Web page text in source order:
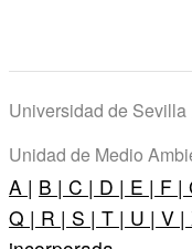
Universidad de
Unidad de Medio
A | B | C | D | E | F |
Q | R | S | T | U | V |